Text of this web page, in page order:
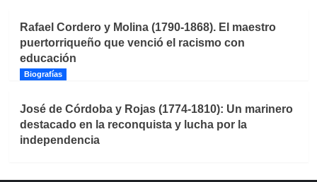
Rafael Cordero y Molina (1790-1868). El maestro
puertorriqueño que venció el racismo con
educación
Biografías
José de Córdoba y Rojas (1774-1810): Un marinero
destacado en la reconquista y lucha por la
independencia